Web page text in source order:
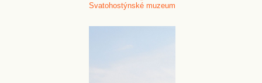
Svatohostýnské muzeum